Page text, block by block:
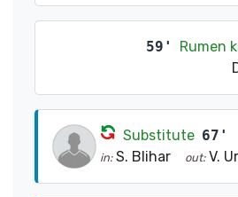
59'
Rumen
Substitute 67'
in: S. Blihar out: V.